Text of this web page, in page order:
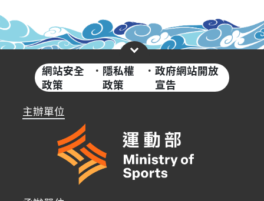
網站安全
政策
· 隱私權
政策
·政府網站開放
宣告
主辦單位